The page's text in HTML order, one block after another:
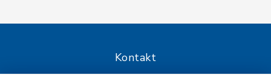
Kontakt